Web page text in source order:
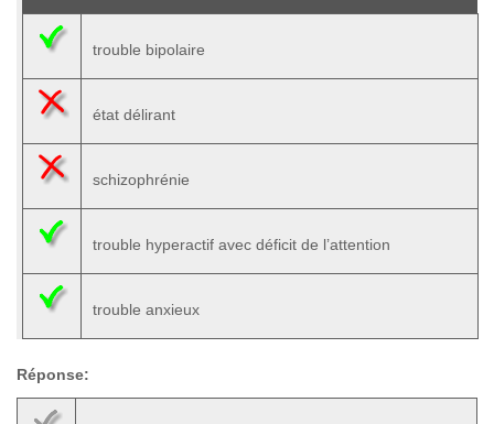
trouble bipolaire
état délirant
schizophrénie
trouble hyperactif avec déficit de l’attention
trouble anxieux
Réponse: